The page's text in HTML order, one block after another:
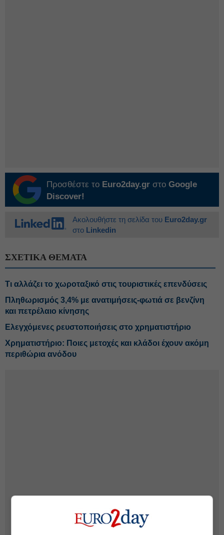
Προσθέστε το Euro2day.gr στο Google
Discover!
Ακολουθήστε τη σελίδα του Euro2day.gr
στο Linkedin
ΣΧΕΤΙΚΑ ΘΕΜΑΤΑ
Τι αλλάζει το χωροταξικό στις τουριστικές επενδύσεις
Πληθωρισμός 3,4% με ανατιμήσεις-φωτιά σε βενζίνη
και πετρέλαιο κίνησης
Ελεγχόμενες ρευστοποιήσεις στο χρηματιστήριο
Χρηματιστήριο: Ποιες μετοχές και κλάδοι έχουν ακόμη
περιθώρια ανόδου